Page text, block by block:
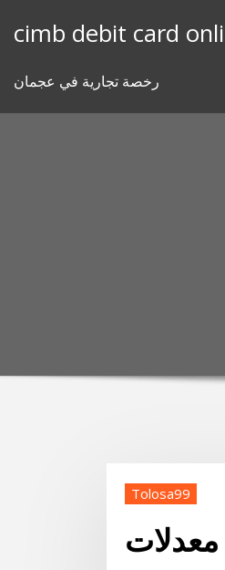
cimb debit card
رخصة تجارية في عجمان
Tolosa99